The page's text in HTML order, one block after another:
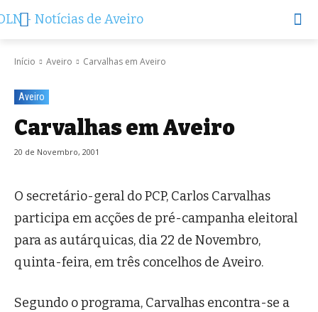
Início Aveiro Carvalhas em Aveiro
Aveiro
Carvalhas em Aveiro
20 de Novembro, 2001
O secretário-geral do PCP, Carlos Carvalhas
participa em acções de pré-campanha eleitoral
para as autárquicas, dia 22 de Novembro,
quinta-feira, em três concelhos de Aveiro.
Segundo o programa, Carvalhas encontra-se a